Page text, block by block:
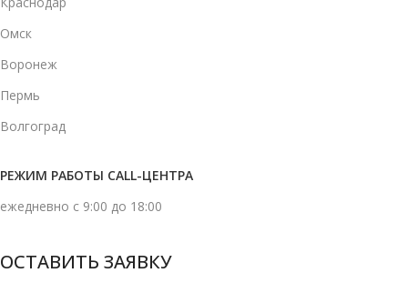
Омск
Воронеж
Пермь
Волгоград
РЕЖИМ РАБОТЫ CALL-ЦЕНТРА
ежедневно с 9:00 до 18:00
ОСТАВИТЬ ЗАЯВКУ